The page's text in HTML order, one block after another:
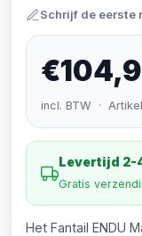
Schrijf de eerste
incl. BTW ·
Levertijd 2-
Gratis
Het Fantail ENDU